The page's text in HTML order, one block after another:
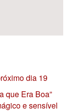
dia 19
que Era Boa”
e sensível